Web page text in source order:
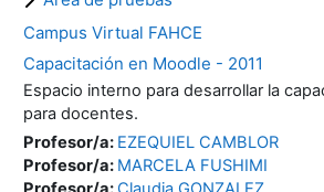
Campus Virtual FAHCE
Capacitación en Moodle - 2011
Espacio interno para desarrollar la
para docentes.
Profesor/a: EZEQUIEL CAMBLOR
Profesor/a: MARCELA FUSHIMI